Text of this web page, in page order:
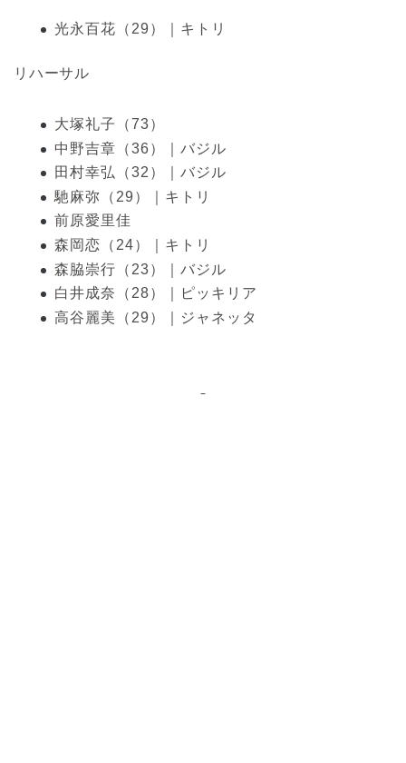
光永百花（29）｜キトリ
リハーサル
大塚礼子（73）
中野吉章（36）｜バジル
田村幸弘（32）｜バジル
馳麻弥（29）｜キトリ
前原愛里佳
森岡恋（24）｜キトリ
森脇崇行（23）｜バジル
白井成奈（28）｜ピッキリア
高谷麗美（29）｜ジャネッタ